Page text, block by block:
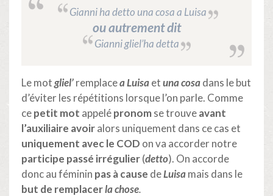
Gianni ha detto una cosa a Luisa
ou autrement dit
Gianni gliel’ha detta
Le motgliel’remplacea Luisaetuna cosadans le but
d’éviter les répétitions lorsque l’on parle. Comme
cepetit mot appelépronomse trouveavant
l’auxiliaire avoiralors uniquement dans ce cas et
uniquement avec le COD on va accorder notre
participe passé irrégulier(detto). On accorde
donc au féminin pas à cause deLuisamais dans le
but de remplacerla chose.